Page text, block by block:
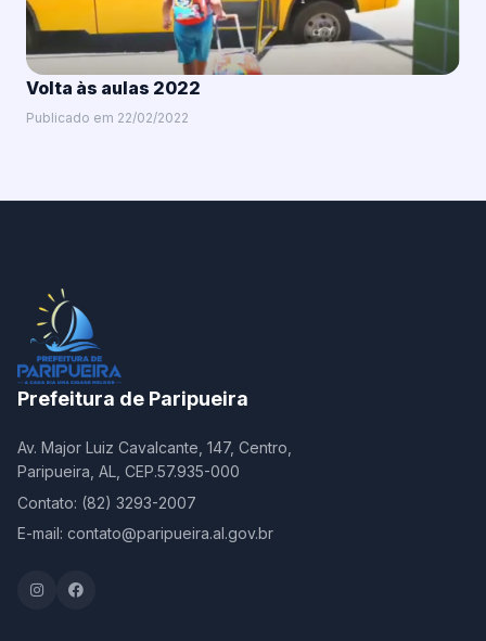
Volta às aulas 2022
Publicado em 22/02/2022
Prefeitura de Paripueira
Av. Major Luiz Cavalcante, 147, Centro,
Paripueira, AL, CEP.57.935-000
Contato: (82) 3293-2007
E-mail: contato@paripueira.al.gov.br